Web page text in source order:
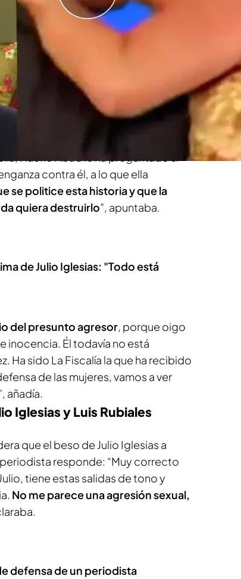
y el nombre del cantante
nacionales e
en ‘En boca de todos’ hemos
conocida periodista que conoce
Nacho Abad le ha preguntado si
contra él, a lo que ella
se politice esta historia y que la
quiera destruirlo”, apuntaba.
de Julio Iglesias: "Todo está
del presunto agresor, porque oigo
inocencia. Él todavía no está
Ha sido La Fiscalía la que ha recibido
de las mujeres, vamos a ver
añadía.
Iglesias y Luis Rubiales
que el beso de Julio Iglesias a
responde: “Muy correcto
tiene estas salidas de tono y
No me parece una agresión sexual,
defensa de un periodista